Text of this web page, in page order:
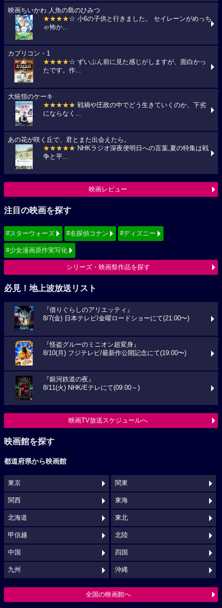
映画ちいかわ 人魚の島のひみつ
★★★★☆ 小6の子供と行きました。 セイレーンがめっち
ゃ怖か...
カプリコン・1
★★★★☆ ずいぶん前に見た感じがしますが、面白かっ
たです。作...
大統領のケーキ
★★★★★ 戦禍や圧政の中でどう生きていくのか、下劣
にならなく...
あの花が咲く丘で、君とまた出会えたら。
★★★★★ NHKラジオ深夜便明日への言葉,夏の特集は戦
争と平...
映画レビュー
注目の映画を探す
#スターウォーズ #名探偵コナン #ディズニー
#少女漫画原作実写化
シリーズ・映画祭作品を探す
必見！地上波放送リスト
『借りぐらしのアリエッティ』
8/7(金) 日本テレビ/金曜ロードショーにて(21:00〜)
『怪盗グルーのミニオン超変身』
8/10(月) フジテレビ/最新作公開記念にて(19:00〜)
『銀河鉄道の夜』
8/11(火) NHK/Eテレにて(09:00～)
映画TV放送スケジュールへ
映画館を探す
都道府県から映画館
東京 関東
関西 東海
北海道 東北
甲信越 北陸
中国 四国
九州 沖縄
全国の映画館へ